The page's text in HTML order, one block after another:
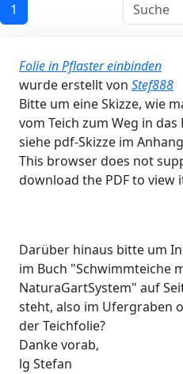
1
Folie in Pflaster einbinden
wurde erstellt von Stef888
Bitte um eine Skizze, wie
vom Teich zum Weg in
siehe pdf-Skizze im
This browser does not
download the PDF to view
Darüber hinaus bitte um
im Buch "Schwimmteiche
NaturaGartSystem" auf
steht, also im Ufergraben
der Teichfolie?
Danke vorab,
lg Stefan